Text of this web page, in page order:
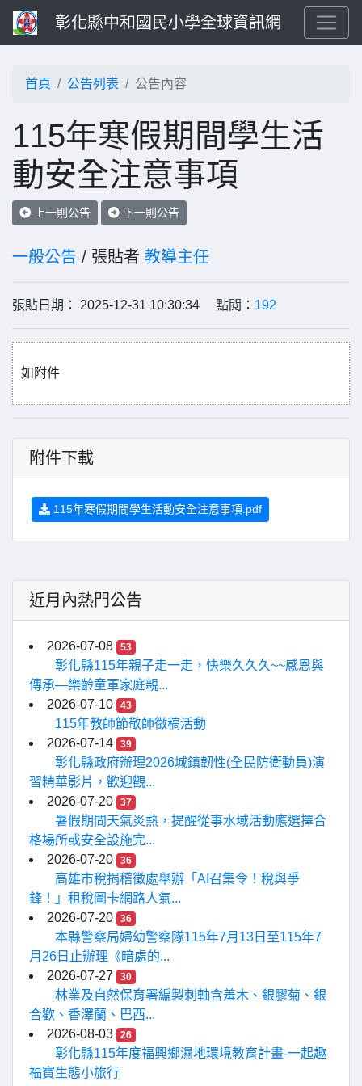
彰化縣中和國民小學全球資訊網
首頁 公告列表 公告內容
115年寒假期間學生活
動安全注意事項
上一則公告 下一則公告
一般公告 / 張貼者 教導主任
張貼日期： 2025-12-31 10:30:34 點閱： 192
如附件
附件下載
115年寒假期間學生活動安全注意事項.pdf
近月內熱門公告
2026-07-08 53
彰化縣115年親子走一走，快樂久久久~~感恩與
傳承—樂齡童軍家庭親...
2026-07-10
43
115年教師節敬師徵稿活動
2026-07-14
39
彰化縣政府辦理2026城鎮韌性(全民防衛動員)演
習精華影片，歡迎觀...
2026-07-20
37
暑假期間天氣炎熱，提醒從事水域活動應選擇合
格場所或安全設施完...
2026-07-20
36
高雄市稅捐稽徵處舉辦「AI召集令！稅與爭
鋒！」租稅圖卡網路人氣...
2026-07-20
36
本縣警察局婦幼警察隊115年7月13日至115年7
月26日止辦理《暗處的...
2026-07-27
30
林業及自然保育署編製刺軸含羞木、銀膠菊、銀
合歡、香澤蘭、巴西...
2026-08-03
26
彰化縣115年度福興鄉濕地環境教育計畫-一起趣
福寶生態小旅行